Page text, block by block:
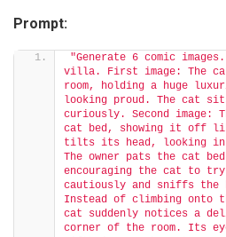
Prompt:
"Generate 6 comic
villa. First image: The
room, holding a huge
looking proud. The cat
curiously. Second image:
cat bed, showing it off
tilts its head, looking
The owner pats the cat
encouraging the cat to
cautiously and sniffs the
Instead of climbing onto
cat suddenly notices a
corner of the room. Its